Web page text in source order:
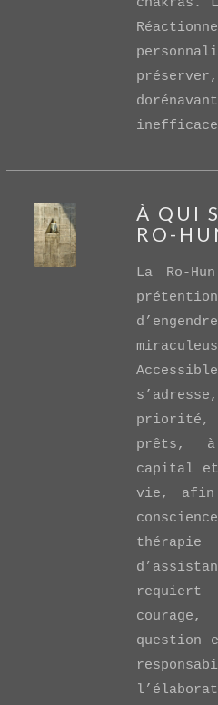
chakras.
À QUI
RO-
La Ro-
priorité,
prêts, à
capital et
vie, afin
thérapie
question